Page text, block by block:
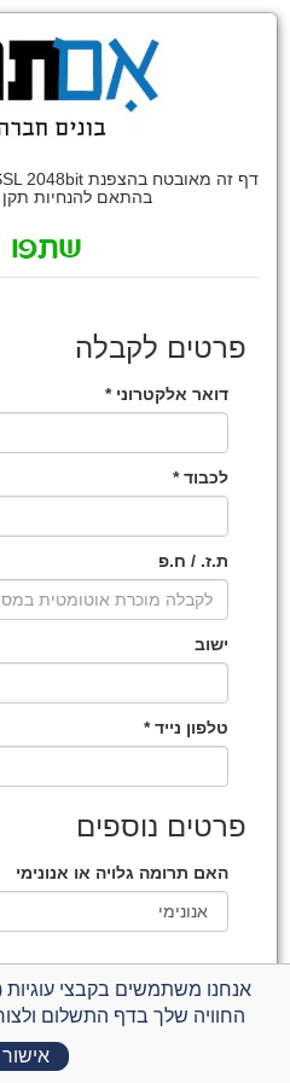
בהתאם להנחיות תקן PCI הבינלאומי.
פרטים לקבלה
דואר אלקטרוני *
לכבוד *
ת.ז. / ח.פ
ישוב
טלפון נייד *
פרטים נוספים
האם תרומה גלויה או אנונימי
התשלום מתבצע באמצעות
לעסקים
בתקן האבטחה המחמיר ביותר
החוויה שלך בדף התשלום